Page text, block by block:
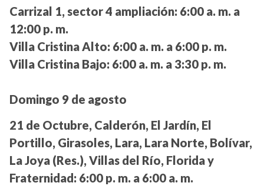
Carrizal 1, sector 4 ampliación: 6:00 a. m. a
12:00 p. m.
Villa Cristina Alto: 6:00 a. m. a 6:00 p. m.
Villa Cristina Bajo: 6:00 a. m. a 3:30 p. m.
Domingo 9 de agosto
21 de Octubre, Calderón, El Jardín, El
Portillo, Girasoles, Lara, Lara Norte, Bolívar,
La Joya (Res.), Villas del Río, Florida y
Fraternidad: 6:00 p. m. a 6:00 a. m.